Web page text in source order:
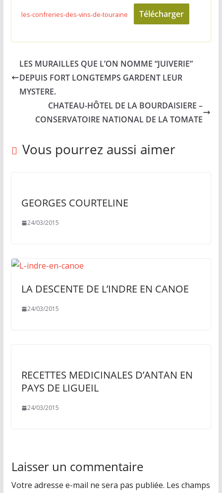
les-confreries-des-vins-de-touraine Télécharger
LES MURAILLES QUE L’ON NOMME “JUIVERIE”
DEPUIS FORT LONGTEMPS GARDENT LEUR
MYSTERE.
CHATEAU-HÔTEL DE LA BOURDAISIERE –
CONSERVATOIRE NATIONAL DE LA TOMATE
Vous pourrez aussi aimer
GEORGES COURTELINE
24/03/2015
LA DESCENTE DE L’INDRE EN CANOE
24/03/2015
RECETTES MEDICINALES D’ANTAN EN
PAYS DE LIGUEIL
24/03/2015
Laisser un commentaire
Votre adresse e-mail ne sera pas publiée. Les champs